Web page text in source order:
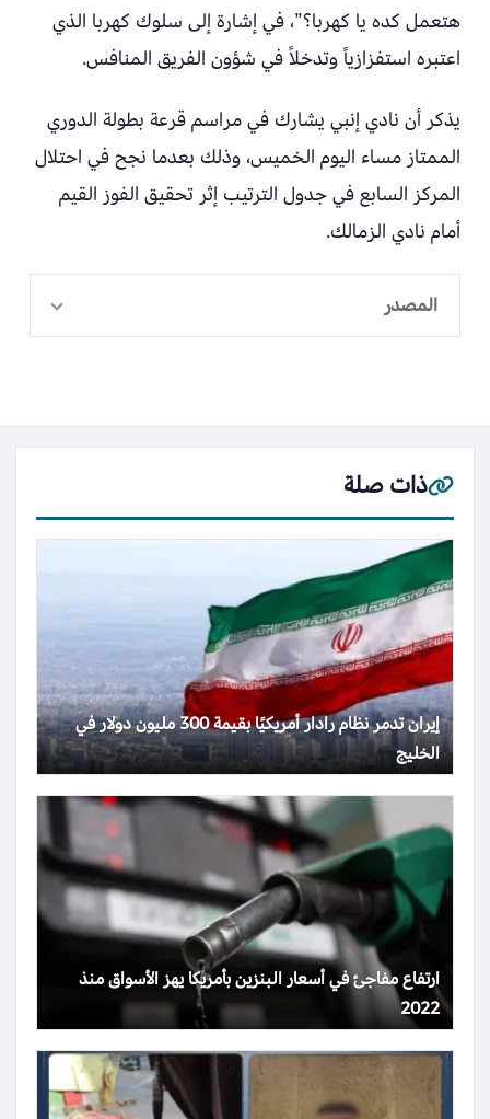
هتعمل كده يا كهربا؟”، في إشارة إلى سلوك كهربا الذي
اعتبره استفزازياً وتدخلاً في شؤون الفريق المنافس.
يذكر أن نادي إنبي يشارك في مراسم قرعة بطولة الدوري
الممتاز مساء اليوم الخميس، وذلك بعدما نجح في احتلال
المركز السابع في جدول الترتيب إثر تحقيق الفوز القيم
أمام نادي الزمالك.
المصدر
ذات صلة
إيران تدمر نظام رادار أمريكيًا بقيمة 300 مليون دولار في
الخليج
ارتفاع مفاجئ في أسعار البنزين بأمريكا يهز الأسواق منذ
2022